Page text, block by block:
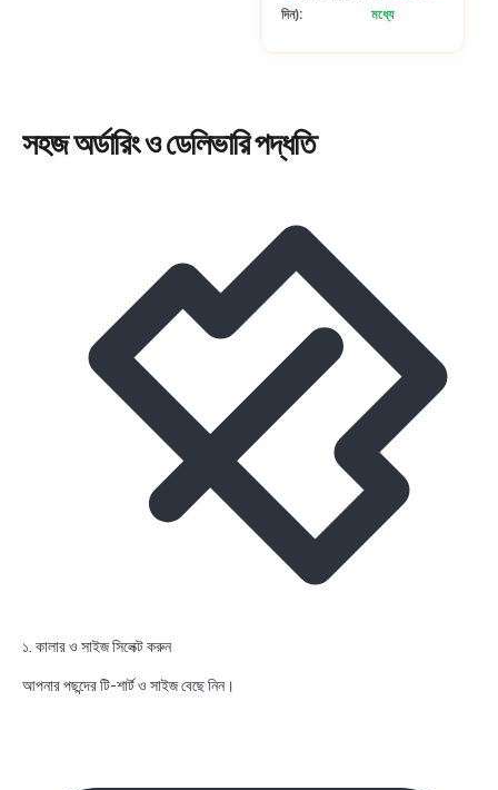
দিন):
মধ্যে
সহজঅর্ডারিংও ডেলিভারি পদ্ধতি
১. কালার ও সাইজ সিলেক্ট করুন
আপনার পছন্দের টি-শার্ট ও সাইজ বেছে নিন।